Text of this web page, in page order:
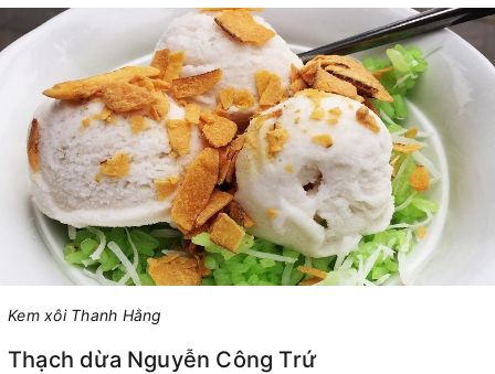
Kem xôi Thanh Hằng
Thạch dừa Nguyễn Công Trứ